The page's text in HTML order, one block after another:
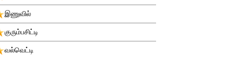
இணுவில்
குரும்பசிட்டி
வல்வெட்டி